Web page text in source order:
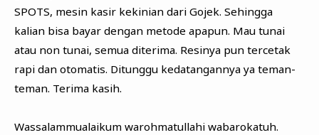
SPOTS, mesin kasir kekinian dari Gojek. Sehingga
kalian bisa bayar dengan metode apapun. Mau tunai
atau non tunai, semua diterima. Resinya pun tercetak
rapi dan otomatis. Ditunggu kedatangannya ya teman-
teman. Terima kasih.
Wassalammualaikum warohmatullahi wabarokatuh.